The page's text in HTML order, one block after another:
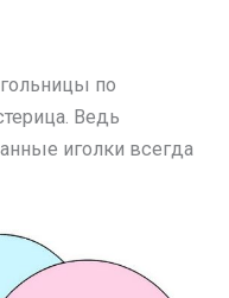
по
Ведь
иголки всегда